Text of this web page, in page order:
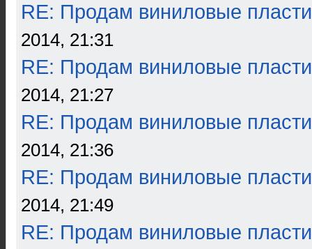
RE: Продам виниловые
2014, 21:31
RE: Продам виниловые
2014, 21:27
RE: Продам виниловые
2014, 21:36
RE: Продам виниловые
2014, 21:49
RE: Продам виниловые